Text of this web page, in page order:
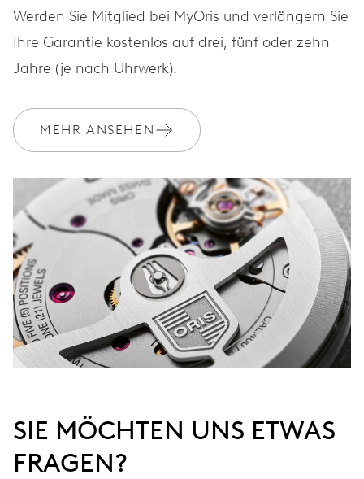
ARMBAND
GARANTIE 2 Jahre
Werden Sie Mitglied bei MyOris und verlängern Sie Ihre Garantie
kostenlos auf 3 Jahre
MYORIS
Werden Sie Mitglied bei MyOris und verlängern Sie
Ihre Garantie kostenlos auf drei, fünf oder zehn
Jahre (je nach Uhrwerk).
MEHR ANSEHEN
SIE MÖCHTEN UNS ETWAS
FRAGEN?